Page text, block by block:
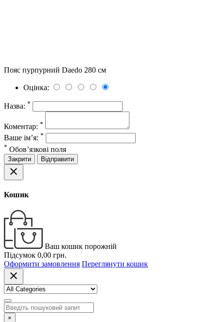
Пояс пурпурний Daedo 280 см
Оцінка:
Назва: *
Коментар: *
Ваше ім’я: *
* Обов’язкові поля
Закрити Відправити
close
Кошик
Ваш кошик порожній
Підсумок 0,00 грн.
Оформити замовлення Переглянути кошик
close
×